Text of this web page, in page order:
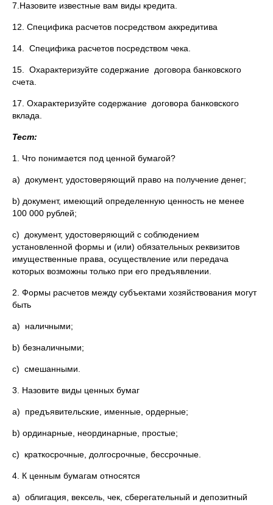
7.Назовите известные вам виды кредита.
12. Специфика расчетов посредством аккредитива
14. Специфика расчетов посредством чека.
15. Охарактеризуйте содержание договора банковского
счета.
17. Охарактеризуйте содержание договора банковского
вклада.
Тест:
1. Что понимается под ценной бумагой?
a) документ, удостоверяющий право на получение денег;
b) документ, имеющий определенную ценность не менее
100 000 рублей;
c) документ, удостоверяющий с соблюдением
установленной формы и (или) обязательных реквизитов
имущественные права, осуществление или передача
которых возможны только при его предъявлении.
2. Формы расчетов между субъектами хозяйствования могут
быть
a) наличными;
b) безналичными;
c) смешанными.
3. Назовите виды ценных бумаг
a) предъявительские, именные, ордерные;
b) ординарные, неординарные, простые;
c) краткосрочные, долгосрочные, бессрочные.
4. К ценным бумагам относятся
a) облигация, вексель, чек, сберегательный и депозитный